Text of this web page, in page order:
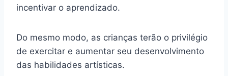
incentivar o aprendizado.
Do mesmo modo, as crianças terão o privilégio
de exercitar e aumentar seu desenvolvimento
das habilidades artísticas.